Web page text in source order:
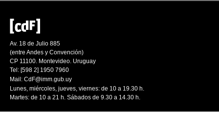
Av. 18 de Julio 885
(entre Andes y Convención)
CP 11100. Montevideo. Uruguay
Tel: [598 2] 1950 7960
Mail: CdF@imm.gub.uy
Lunes, miércoles, jueves, viernes: de 10 a 19.30 h.
Martes: de 10 a 21 h. Sábados de 9.30 a 14.30 h.